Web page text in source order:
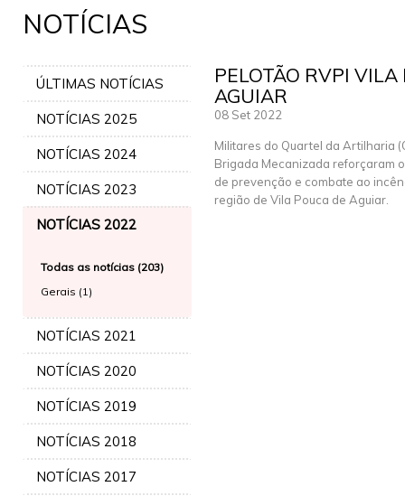
NOTÍCIAS
ÚLTIMAS NOTÍCIAS
NOTÍCIAS 2025
NOTÍCIAS 2024
NOTÍCIAS 2023
NOTÍCIAS 2022
Todas as notícias (203)
Gerais (1)
NOTÍCIAS 2021
NOTÍCIAS 2020
NOTÍCIAS 2019
NOTÍCIAS 2018
NOTÍCIAS 2017
PELOTÃO RVPI VILA
AGUIAR
08 Set 2022
Militares do Quartel da Artilharia
Brigada Mecanizada reforçaram
de prevenção e combate ao
região de Vila Pouca de Aguiar.